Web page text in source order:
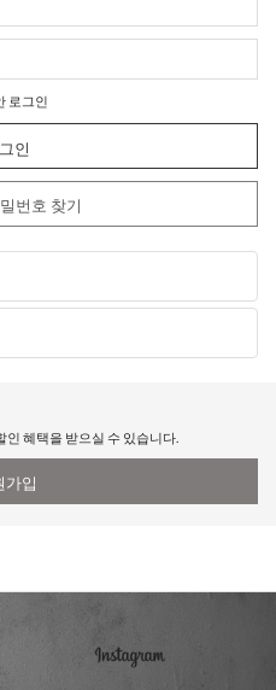
로그인
인
번호 찾기
혜택을 받으실 수 있습니다.
가입